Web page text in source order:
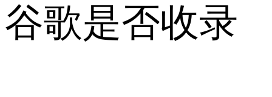
谷歌是否收录